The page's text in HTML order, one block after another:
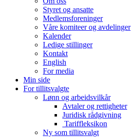
Styret og ansatte
Medlemsforeninger
Våre komiteer og avdelinger
Kalender
Ledige stillinger
Kontakt
English
For media
Min side
For tillitsvalgte
Lønn og arbeidsvilkår
Avtaler og rettigheter
Juridisk rådgivning
Tariffleksikon
Ny som tillitsvalgt